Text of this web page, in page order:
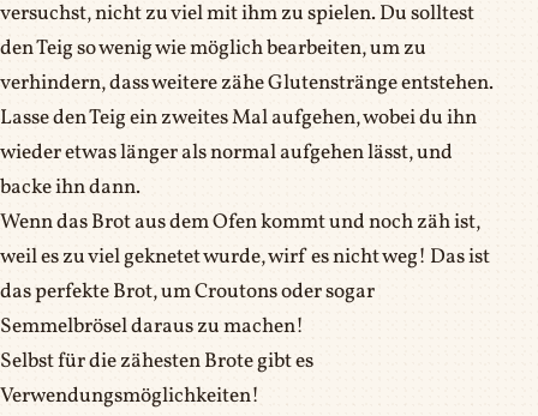
versuchst, nicht zu viel mit ihm zu spielen. Du solltest
den Teig so wenig wie möglich bearbeiten, um zu
verhindern, dass weitere zähe Glutenstränge entstehen.
Lasse den Teig ein zweites Mal aufgehen, wobei du ihn
wieder etwas länger als normal aufgehen lässt, und
backe ihn dann.
Wenn das Brot aus dem Ofen kommt und noch zäh ist,
weil es zu viel geknetet wurde, wirf es nicht weg! Das ist
das perfekte Brot, um Croutons oder sogar
Semmelbrösel daraus zu machen!
Selbst für die zähesten Brote gibt es
Verwendungsmöglichkeiten!